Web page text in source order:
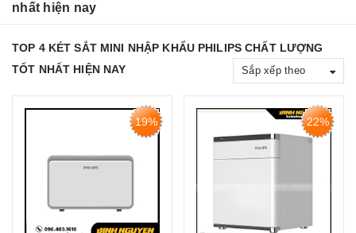
nhất hiện nay
TOP 4 KÉT SẮT MINI NHẬP KHẨU PHILIPS CHẤT LƯỢNG
TỐT NHẤT HIỆN NAY
Sắp xếp theo
19% 22%